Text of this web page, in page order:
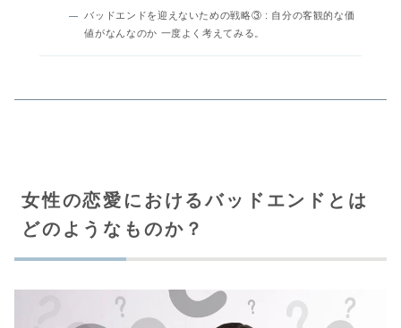
バッドエンドを迎えないための戦略③ : 自分の客観的な価
値がなんなのか 一度よく考えてみる。
女性の恋愛におけるバッドエンドとは
どのようなものか？